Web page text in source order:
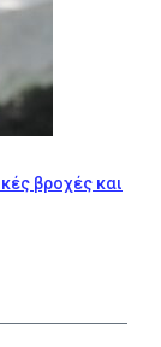
βροχές και